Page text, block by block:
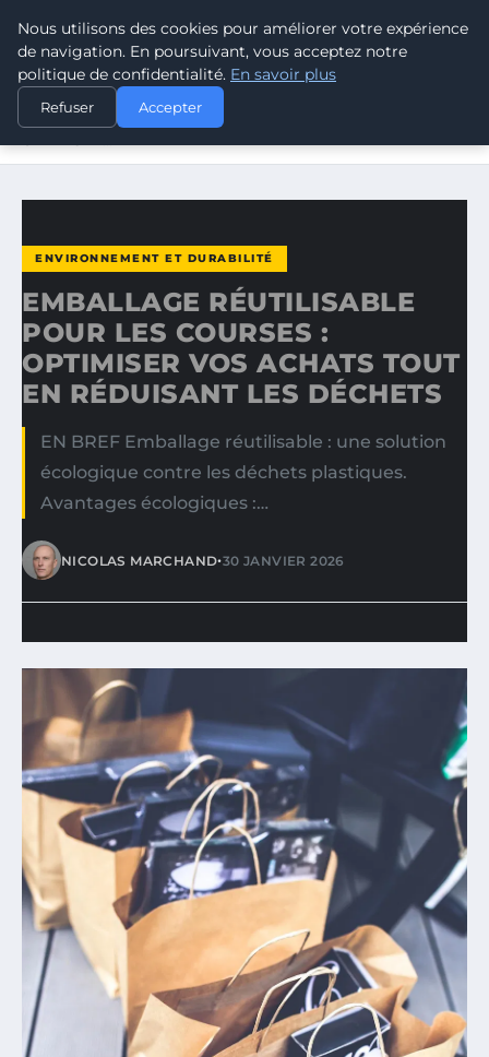
CLIMATE RESPONSE BLOG
ACCUEIL
ENVIRONNEMENT ET DURABILITÉ
EMBALLAGE RÉUTILISABLE POUR LES COURSES :
ENVIRONNEMENT ET DURABILITÉ
EMBALLAGE RÉUTILISABLE
POUR LES COURSES :
OPTIMISER VOS ACHATS TOUT
EN RÉDUISANT LES DÉCHETS
EN BREF Emballage réutilisable : une solution
écologique contre les déchets plastiques.
Avantages écologiques :…
NICOLAS MARCHAND•30 JANVIER 2026
Nous utilisons des cookies pour améliorer votre expérience
de navigation. En poursuivant, vous acceptez notre
politique de confidentialité. En savoir plus
Refuser Accepter